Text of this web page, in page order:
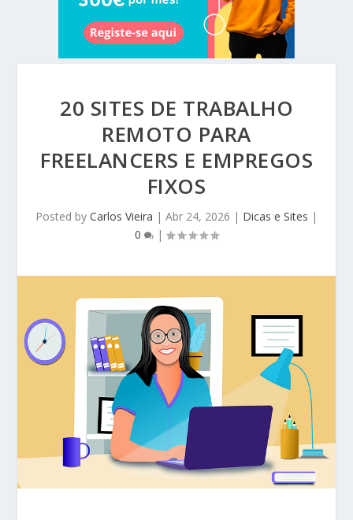
20 SITES DE TRABALHO
REMOTO PARA
FREELANCERS E EMPREGOS
FIXOS
Posted by Carlos Vieira | Abr 24, 2026 | Dicas e Sites |
0
|